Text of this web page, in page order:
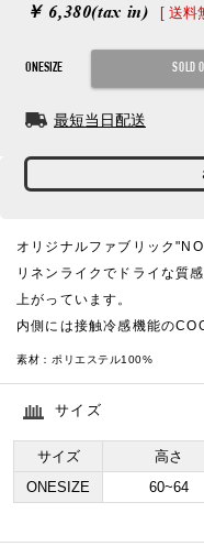
￥ 6,380(tax in) [ 送料
ONESIZE
最短当日配送
オリジナルファブリック
リネンライクでドライな質
上がっています。
内側には接触冷感機能の
素材： ポリエステル100%
サイズ
サイズ 高さ
ONESIZE
60~64